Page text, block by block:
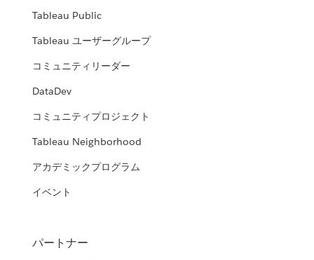
Tableau Public
Tableau ユーザーグループ
コミュニティリーダー
DataDev
コミュニティプロジェクト
Tableau Neighborhood
アカデミックプログラム
イベント
パートナー